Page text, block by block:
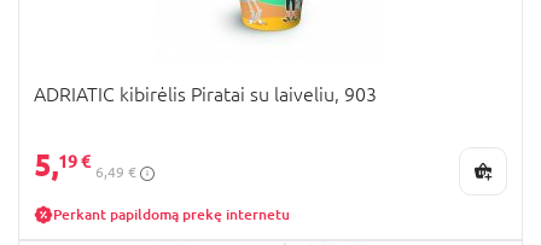
ADRIATIC kibirėlis Piratai su laiveliu, 903
5,19 €
6,49 €
Perkant papildomą prekę internetu